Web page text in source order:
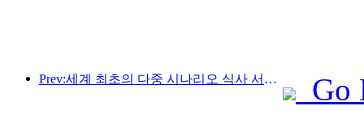
Prev:세계 최초의 다중 시나리오 식사 서비스 특화 휴머노이드 로봇 공개
Go